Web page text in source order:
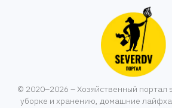
© 2020–2026 – Хозяйственный портал
уборке и хранению, домашние